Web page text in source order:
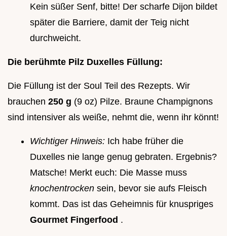
Kein süßer Senf, bitte! Der scharfe Dijon bildet
später die Barriere, damit der Teig nicht
durchweicht.
Die berühmte Pilz Duxelles Füllung:
Die Füllung ist der Soul Teil des Rezepts. Wir
brauchen 250 g (9 oz) Pilze. Braune Champignons
sind intensiver als weiße, nehmt die, wenn ihr könnt!
Wichtiger Hinweis: Ich habe früher die
Duxelles nie lange genug gebraten. Ergebnis?
Matsche! Merkt euch: Die Masse muss
knochentrocken sein, bevor sie aufs Fleisch
kommt. Das ist das Geheimnis für knuspriges
Gourmet Fingerfood .